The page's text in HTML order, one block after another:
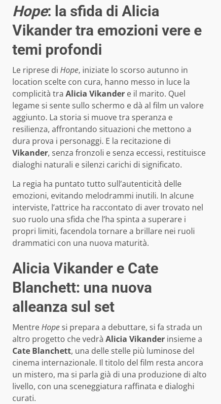
Hope: la sfida di Alicia
Vikander tra emozioni vere e
temi profondi
Le riprese di Hope, iniziate lo scorso autunno in
location scelte con cura, hanno messo in luce la
complicità tra Alicia Vikander e il marito. Quel
legame si sente sullo schermo e dà al film un valore
aggiunto. La storia si muove tra speranza e
resilienza, affrontando situazioni che mettono a
dura prova i personaggi. E la recitazione di
Vikander, senza fronzoli e senza eccessi, restituisce
dialoghi naturali e silenzi carichi di significato.
La regia ha puntato tutto sull’autenticità delle
emozioni, evitando melodrammi inutili. In alcune
interviste, l’attrice ha raccontato di aver trovato nel
suo ruolo una sfida che l’ha spinta a superare i
propri limiti, facendola tornare a brillare nei ruoli
drammatici con una nuova maturità.
Alicia Vikander e Cate
Blanchett: una nuova
alleanza sul set
MentreHopesi prepara a debuttare, si fa strada un
altro progetto che vedrà Alicia Vikander insieme a
Cate Blanchett, una delle stelle più luminose del
cinema internazionale. Il titolo del film resta ancora
un mistero, ma si parla già di una produzione di alto
livello, con una sceneggiatura raffinata e dialoghi
curati.